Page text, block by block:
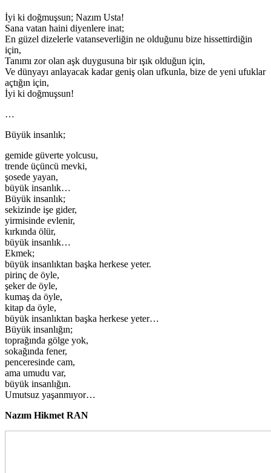
İyi ki doğmuşsun; Nazım Usta!
Sana vatan haini diyenlere inat;
En güzel dizelerle vatanseverliğin ne olduğunu bize hissettirdiğin
için,
Tanımı zor olan aşk duygusuna bir ışık olduğun için,
Ve dünyayı anlayacak kadar geniş olan ufkunla, bize de yeni ufuklar
açtığın için,
İyi ki doğmuşsun!
…
Büyük insanlık;
gemide güverte yolcusu,
trende üçüncü mevki,
şosede yayan,
büyük insanlık…
Büyük insanlık;
sekizinde işe gider,
yirmisinde evlenir,
kırkında ölür,
büyük insanlık…
Ekmek;
büyük insanlıktan başka herkese yeter.
pirinç de öyle,
şeker de öyle,
kumaş da öyle,
kitap da öyle,
büyük insanlıktan başka herkese yeter…
Büyük insanlığın;
toprağında gölge yok,
sokağında fener,
penceresinde cam,
ama umudu var,
büyük insanlığın.
Umutsuz yaşanmıyor…
Nazım Hikmet RAN